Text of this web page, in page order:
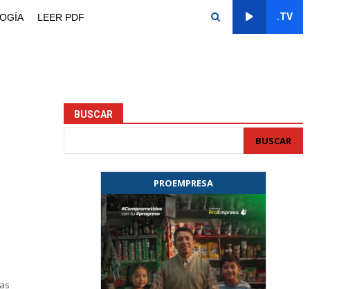
LEER PDF .TV
BUSCAR
BUSCAR
PROEMPRESA